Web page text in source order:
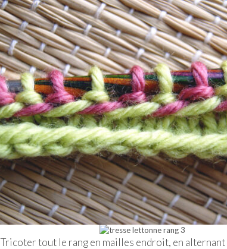
Tricoter tout le rang en mailles endroit, en